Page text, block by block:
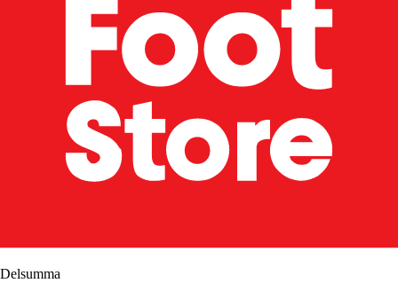
Delsumma